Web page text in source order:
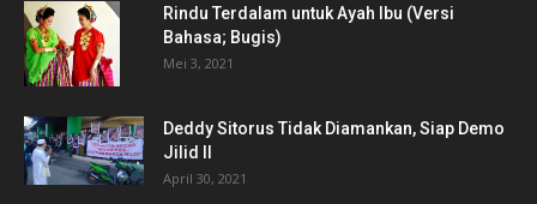
Rindu Terdalam untuk Ayah Ibu (Versi
Bahasa; Bugis)
Mei 3, 2021
Deddy Sitorus Tidak Diamankan, Siap Demo
Jilid II
April 30, 2021